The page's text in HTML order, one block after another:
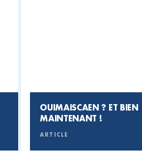
OUIMAISCAEN ? ET BIEN
MAINTENANT !
ARTICLE